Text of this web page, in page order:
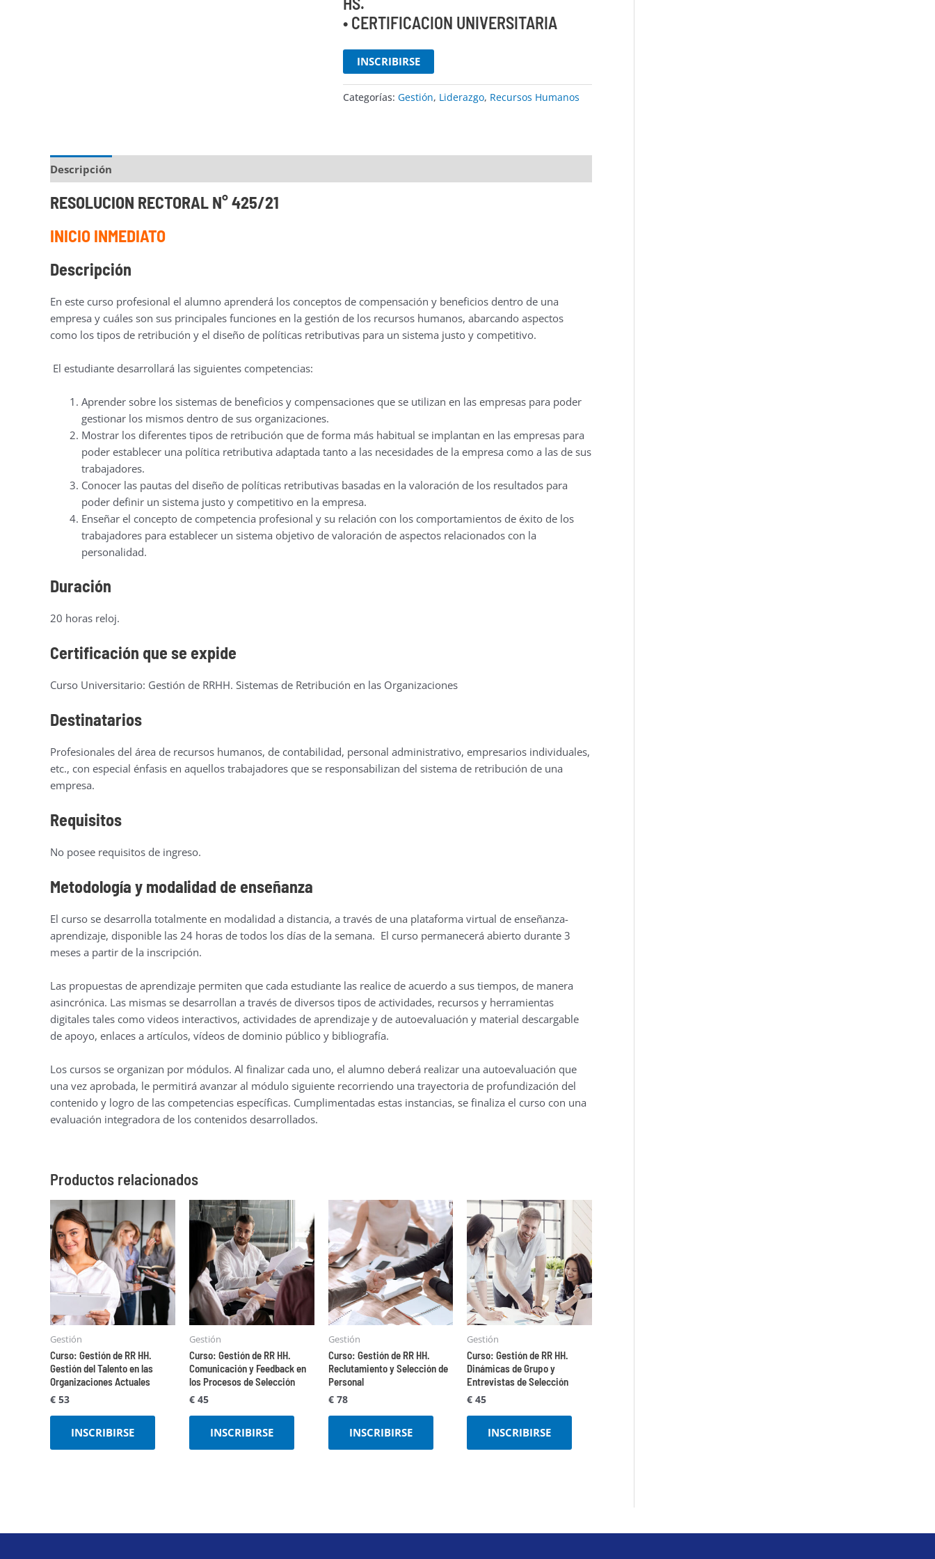
• CERTIFICACION UNIVERSITARIA
INSCRIBIRSE
Categorías: Gestión, Liderazgo, Recursos Humanos
Descripción
RESOLUCION RECTORAL N° 425/21
INICIO INMEDIATO
Descripción
En este curso profesional el alumno aprenderá los conceptos de compensación y beneficios dentro de una
empresa y cuáles son sus principales funciones en la gestión de los recursos humanos, abarcando aspectos
como los tipos de retribución y el diseño de políticas retributivas para un sistema justo y competitivo.
El estudiante desarrollará las siguientes competencias:
Aprender sobre los sistemas de beneficios y compensaciones que se utilizan en las empresas para poder
gestionar los mismos dentro de sus organizaciones.
Mostrar los diferentes tipos de retribución que de forma más habitual se implantan en las empresas para
poder establecer una política retributiva adaptada tanto a las necesidades de la empresa como a las de sus
trabajadores.
Conocer las pautas del diseño de políticas retributivas basadas en la valoración de los resultados para
poder definir un sistema justo y competitivo en la empresa.
Enseñar el concepto de competencia profesional y su relación con los comportamientos de éxito de los
trabajadores para establecer un sistema objetivo de valoración de aspectos relacionados con la
personalidad.
Duración
20 horas reloj.
Certificación que se expide
Curso Universitario: Gestión de RRHH. Sistemas de Retribución en las Organizaciones
Destinatarios
Profesionales del área de recursos humanos, de contabilidad, personal administrativo, empresarios individuales,
etc., con especial énfasis en aquellos trabajadores que se responsabilizan del sistema de retribución de una
empresa.
Requisitos
No posee requisitos de ingreso.
Metodología y modalidad de enseñanza
El curso se desarrolla totalmente en modalidad a distancia, a través de una plataforma virtual de enseñanza-
aprendizaje, disponible las 24 horas de todos los días de la semana. El curso permanecerá abierto durante 3
meses a partir de la inscripción.
Las propuestas de aprendizaje permiten que cada estudiante las realice de acuerdo a sus tiempos, de manera
asincrónica. Las mismas se desarrollan a través de diversos tipos de actividades, recursos y herramientas
digitales tales como videos interactivos, actividades de aprendizaje y de autoevaluación y material descargable
de apoyo, enlaces a artículos, vídeos de dominio público y bibliografía.
Los cursos se organizan por módulos. Al finalizar cada uno, el alumno deberá realizar una autoevaluación que
una vez aprobada, le permitirá avanzar al módulo siguiente recorriendo una trayectoria de profundización del
contenido y logro de las competencias específicas. Cumplimentadas estas instancias, se finaliza el curso con una
evaluación integradora de los contenidos desarrollados.
Productos relacionados
Gestión
Curso: Gestión de RR HH.
Gestión del Talento en las
Organizaciones Actuales
€ 53
INSCRIBIRSE
Gestión
Curso: Gestión de RR HH.
Comunicación y Feedback en
los Procesos de Selección
€45
INSCRIBIRSE
Gestión
Curso: Gestión de RR HH.
Reclutamiento y Selección de
Personal
€78
INSCRIBIRSE
Gestión
Curso: Gestión de RR HH.
Dinámicas de Grupo y
Entrevistas de Selección
€ 45
INSCRIBIRSE